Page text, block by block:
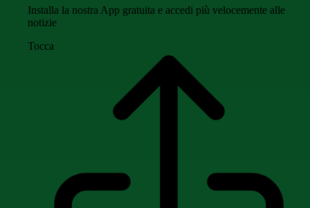
Installa la nostra App gratuita e accedi più velocemente alle
notizie
Tocca